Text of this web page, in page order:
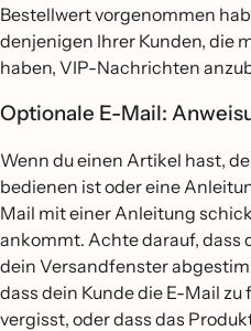
Bestellwert vorgenommen
denjenigen Ihrer Kunden, die
haben, VIP-Nachrichten
Optionale E-Mail:
Wenn du einen Artikel hast,
bedienen ist oder eine
Mail mit einer Anleitung
ankommt. Achte darauf, dass
dein Versandfenster
dass dein Kunde die E-Mail zu
vergisst, oder dass das